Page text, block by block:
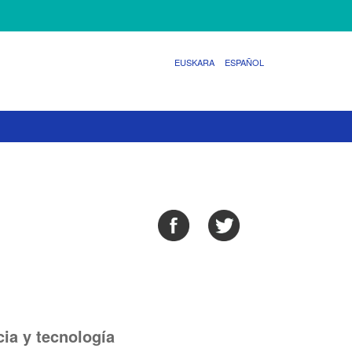
EUSKARA ESPAÑOL
y tecnología